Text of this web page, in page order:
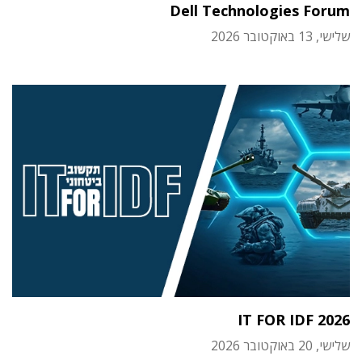
Dell Technologies Forum
שלישי, 13 באוקטובר 2026
IT FOR IDF 2026
שלישי, 20 באוקטובר 2026